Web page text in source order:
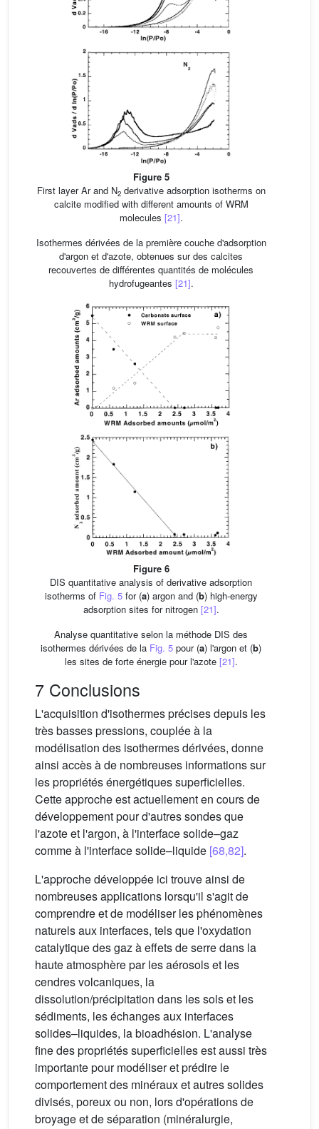
Figure 5
First layer Ar and N2derivative adsorption isotherms on
calcite modified with different amounts of WRM
molecules [21].
Isothermes dérivées de la première couche d'adsorption
d'argon et d'azote, obtenues sur des calcites
recouvertes de différentes quantités de molécules
hydrofugeantes [21].
Figure 6
DIS quantitative analysis of derivative adsorption
isotherms of Fig. 5for (a) argon and (b) high-energy
adsorption sites for nitrogen [21].
Analyse quantitative selon la méthode DIS des
isothermes dérivées de la Fig. 5 pour (a) l'argon et (b)
les sites de forte énergie pour l'azote [21].
7 Conclusions
L'acquisition d'isothermes précises depuis les
très basses pressions, couplée à la
modélisation des isothermes dérivées, donne
ainsi accès à de nombreuses informations sur
les propriétés énergétiques superficielles.
Cette approche est actuellement en cours de
développement pour d'autres sondes que
l'azote et l'argon, à l'interface solide–gaz
comme à l'interface solide–liquide [68,82].
L'approche développée ici trouve ainsi de
nombreuses applications lorsqu'il s'agit de
comprendre et de modéliser les phénomènes
naturels aux interfaces, tels que l'oxydation
catalytique des gaz à effets de serre dans la
haute atmosphère par les aérosols et les
cendres volcaniques, la
dissolution/précipitation dans les sols et les
sédiments, les échanges aux interfaces
solides–liquides, la bioadhésion. L'analyse
fine des propriétés superficielles est aussi très
importante pour modéliser et prédire le
comportement des minéraux et autres solides
divisés, poreux ou non, lors d'opérations de
broyage et de séparation (minéralurgie,